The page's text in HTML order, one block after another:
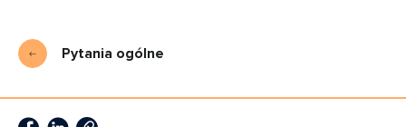
Pytania ogólne